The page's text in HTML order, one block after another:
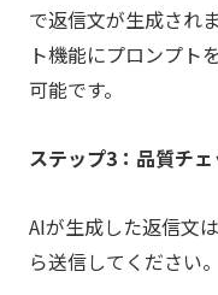
で返信文が生成され
ト機能にプロンプト
可能です。
ステップ3：品質チ
AIが生成した返信文
ら送信してください